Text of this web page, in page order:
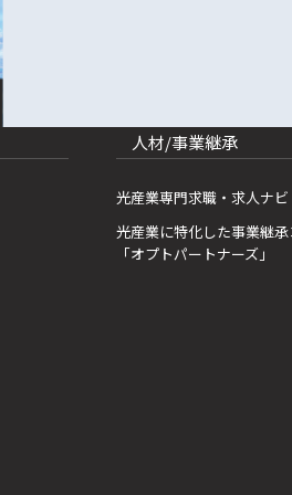
人材/事業継承
光産業専門求職・求人ナビ
光産業に特化した事業継
「オプトパートナーズ」